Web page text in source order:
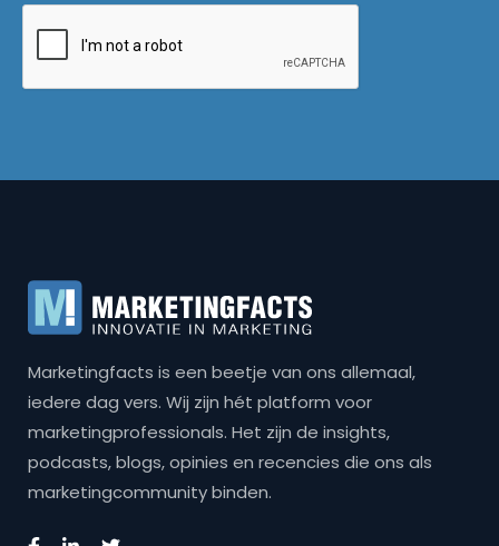
Marketingfacts is een beetje van ons allemaal,
iedere dag vers. Wij zijn hét platform voor
marketingprofessionals. Het zijn de insights,
podcasts, blogs, opinies en recencies die ons als
marketingcommunity binden.